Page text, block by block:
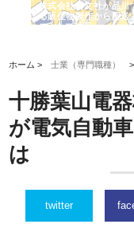
株式会社耕文社が品川
る販促物製作から配送
ストップ対応
ホーム >士業（専門職種）
十勝葉山電
が電気自動
は
twitter